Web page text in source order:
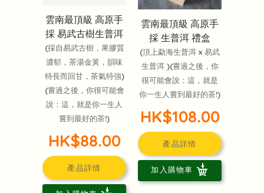
雲南最頂級 高原手
採 易武古樹生普洱
(採自易武古樹，果膠質
濃郁，茶湯金黃，韻味
特長而回甘，茶氣特強)
(嘗過之後，你很可能會
說：這，就是你一生人
嘗到最好的茶!)
HK$88.00
產品詳情
雲南最頂級 高原手
採 生普洱 禮盒
(頂上勐海生普洱 x 易武
生普洱 )(嘗過之後，你
很可能會說：這，就是
你一生人嘗到最好的茶!)
HK$108.00
產品詳情
加入購物車